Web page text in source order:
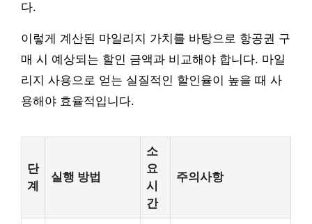
다.
이렇게 계산된 마일리지 가치를 바탕으로 항공권 구
매 시 예상되는 할인 금액과 비교해야 합니다. 마일
리지 사용으로 얻는 실질적인 할인율이 높을 때 사
용해야 효율적입니다.
단
계
실행 방법
소
요
시
간
주의사항